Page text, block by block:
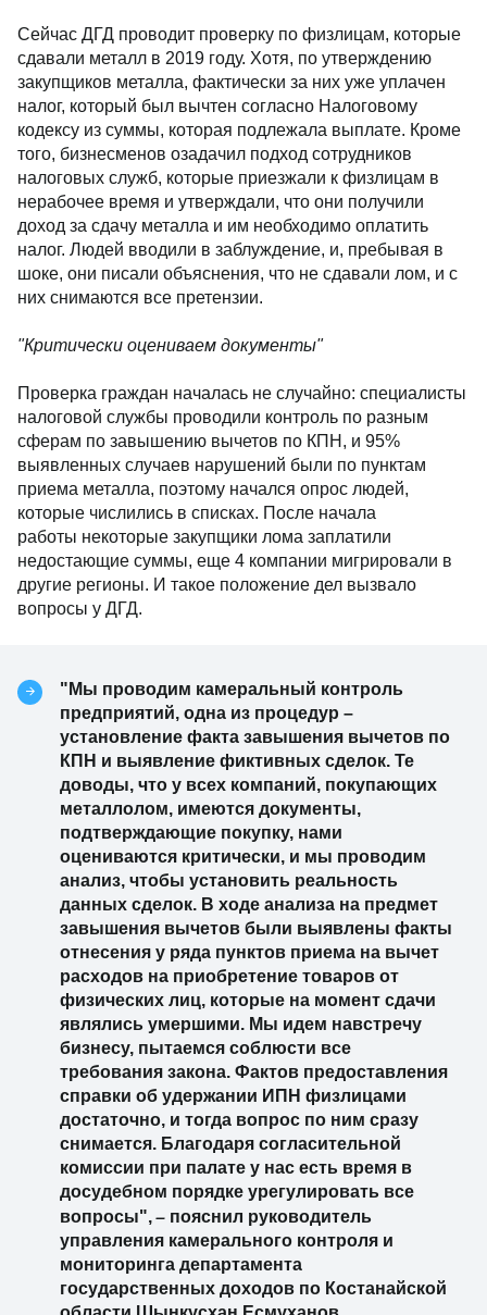
Сейчас ДГД проводит проверку по физлицам, которые
сдавали металл в 2019 году. Хотя, по утверждению
закупщиков металла, фактически за них уже уплачен
налог, который был вычтен согласно Налоговому
кодексу из суммы, которая подлежала выплате. Кроме
того, бизнесменов озадачил подход сотрудников
налоговых служб, которые приезжали к физлицам в
нерабочее время и утверждали, что они получили
доход за сдачу металла и им необходимо оплатить
налог. Людей вводили в заблуждение, и, пребывая в
шоке, они писали объяснения, что не сдавали лом, и с
них снимаются все претензии.
"Критически оцениваем документы"
Проверка граждан началась не случайно: специалисты
налоговой службы проводили контроль по разным
сферам по завышению вычетов по КПН, и 95%
выявленных случаев нарушений были по пунктам
приема металла, поэтому начался опрос людей,
которые числились в списках. После начала
работы некоторые закупщики лома заплатили
недостающие суммы, еще 4 компании мигрировали в
другие регионы. И такое положение дел вызвало
вопросы у ДГД.
"Мы проводим камеральный контроль
предприятий, одна из процедур –
установление факта завышения вычетов по
КПН и выявление фиктивных сделок. Те
доводы, что у всех компаний, покупающих
металлолом, имеются документы,
подтверждающие покупку, нами
оцениваются критически, и мы проводим
анализ, чтобы установить реальность
данных сделок. В ходе анализа на предмет
завышения вычетов были выявлены факты
отнесения у ряда пунктов приема на вычет
расходов на приобретение товаров от
физических лиц, которые на момент сдачи
являлись умершими. Мы идем навстречу
бизнесу, пытаемся соблюсти все
требования закона. Фактов предоставления
справки об удержании ИПН физлицами
достаточно, и тогда вопрос по ним сразу
снимается. Благодаря согласительной
комиссии при палате у нас есть время в
досудебном порядке урегулировать все
вопросы",– пояснил руководитель
управления камерального контроля и
мониторинга департамента
государственных доходов по Костанайской